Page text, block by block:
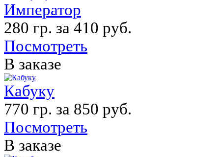
Император
280 гр. за 410 руб.
Посмотреть
В заказе
Кабуку
770 гр. за 850 руб.
Посмотреть
В заказе